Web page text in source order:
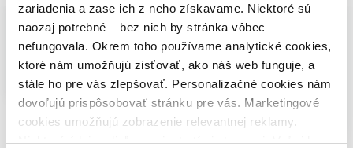
zariadenia a zase ich z neho získavame. Niektoré sú
naozaj potrebné – bez nich by stránka vôbec
nefungovala. Okrem toho používame analytické cookies,
ktoré nám umožňujú zisťovať, ako náš web funguje, a
stále ho pre vás zlepšovať. Personalizačné cookies nám
dovoľujú prispôsobovať stránku pre vás. Marketingové
cookies umožňujú zobrazenie relevantnej reklamy.
Niektoré údaje zdieľame aj s tretími stranami. Veľmi by
Na sklade
The World of Bridgerton - 1000 Piece Puzzle
19,20€
Na sklade
21,30€